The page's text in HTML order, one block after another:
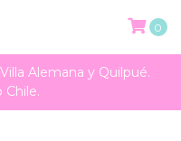
Alemana y Quilpué.
Chile.
0